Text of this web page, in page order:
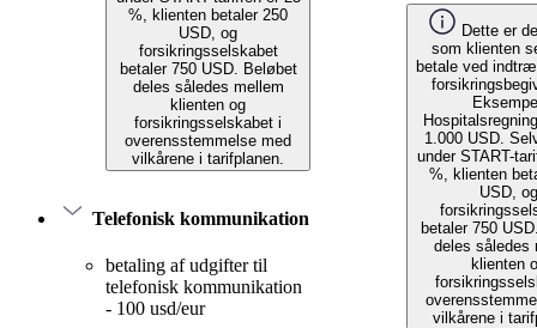
%, klienten betaler 250
USD, og
forsikringsselskabet
betaler 750 USD. Beløbet
deles således mellem
klienten og
forsikringsselskabet i
overensstemmelse med
vilkårene i tarifplanen.
Telefonisk kommunikation
betaling af udgifter til
telefonisk kommunikation
- 100 usd/eur
Dette er
som klienten
betale ved
1.000 USD.
under START-
%, klienten
USD, og
betaler 750
deles således
klienten
vilkårene i